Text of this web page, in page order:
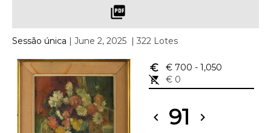
picture_as_pdf
Sessão única | June 2, 2025 | 322 Lotes
euro_symbol € 700 - 1,050
remove_shopping_cart
€ 0
chevron_left 91 chevron_right